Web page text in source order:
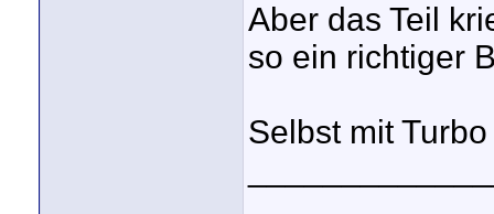
Aber das Teil
so ein richtiger
Selbst mit